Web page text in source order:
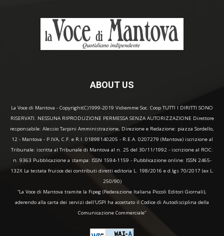
ABOUT US
La Voce di Mantova - Copyright(C)1999-2019 Vidiemme Soc. Coop TUTTI I DIRITTI SONO
RISERVATI. NESSUNA RIPRODUZIONE PERMESSA SENZA AUTORIZZAZIONE Direttore
responsabile: Alessio Tarpini Amministrazione, Direzione e Redazione: piazza Sordello,
12 - Mantova - P.IVA, C.F. e R.I. 01898140205 - R.E.A. 0207279 (Mantova) iscrizione al
Tribunale: iscritta al Tribunale di Mantova al n. 25 del 30/11/1992 - iscrizione al ROC:
n. 9363 Pubblicazione a stampa: ISSN 1594-1159 - Pubblicazione online: ISSN 2465-
132X La testata fruisce dei contributi diretti editoria L. 198/2016 e d.lgs 70/2017 (ex L.
250/90)
“La Voce di Mantova tramite la Fipeg (Federazione Italiana Piccoli Editori Giornali),
aderendo alla carta dei servizi dell'USPI ha accettato il Codice di Autodisciplina della
Comunicazione Commerciale"